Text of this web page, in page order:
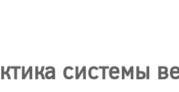
системы